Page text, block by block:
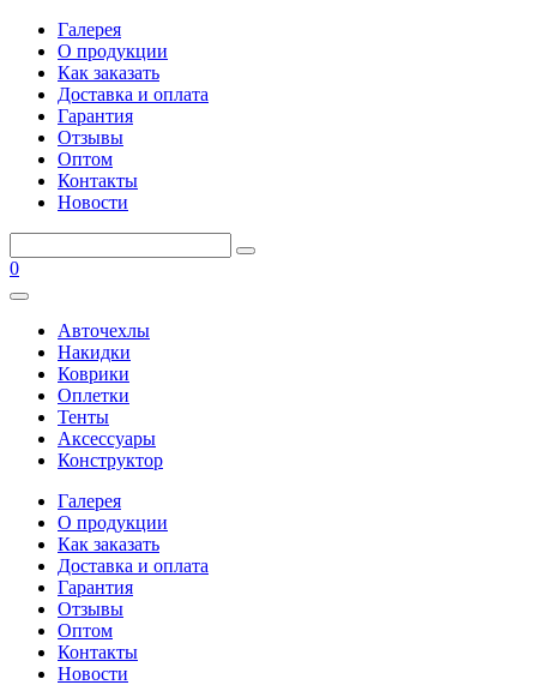
Галерея
О продукции
Как заказать
Доставка и оплата
Гарантия
Отзывы
Оптом
Контакты
Новости
0
Авточехлы
Накидки
Коврики
Оплетки
Тенты
Аксессуары
Конструктор
Галерея
О продукции
Как заказать
Доставка и оплата
Гарантия
Отзывы
Оптом
Контакты
Новости